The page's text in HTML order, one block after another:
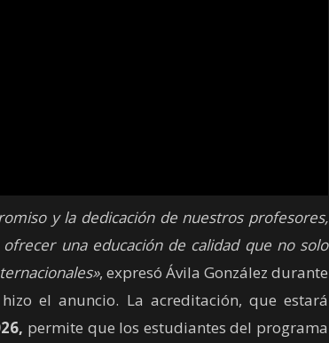
y la dedicación de nuestros profesores,
una educación de calidad que no solo
, expresó Ávila González durante
el anuncio. La acreditación, que estará
permite que los estudiantes del programa